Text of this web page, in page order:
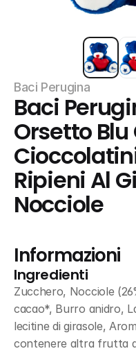
Baci Perugina
Baci
Orsetto Blu
Ripieni Al
Nocciole
Informazioni
Ingredienti
Zucchero, Nocciole
cacao*, Burro anidro,
lecitine di girasole,
contenere altra frutta